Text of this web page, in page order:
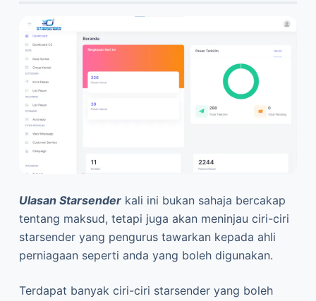
Ulasan Starsenderkali ini bukan sahaja bercakap
tentang maksud, tetapi juga akan meninjau ciri-ciri
starsender yang pengurus tawarkan kepada ahli
perniagaan seperti anda yang boleh digunakan.
Terdapat banyak ciri-ciri starsender yang boleh